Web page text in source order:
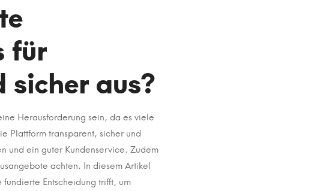
für
aus?
Herausforderung sein, da es viele
Plattform transparent, sicher und
und ein guter Kundenservice. Zudem
achten. In diesem Artikel
Entscheidung trifft, um